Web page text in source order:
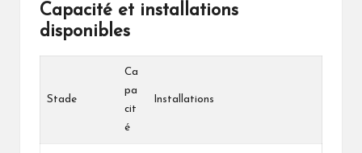
Capacité et installations
disponibles
Stade
Ca
pa
cit
é
Installations